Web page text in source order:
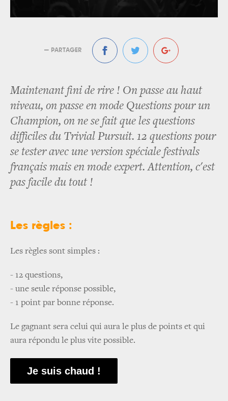
— PARTAGER
Maintenant fini de rire ! On passe au haut
niveau, on passe en mode Questions pour un
Champion, on ne se fait que les questions
difficiles du Trivial Pursuit. 12 questions pour
se tester avec une version spéciale festivals
français mais en mode expert. Attention, c'est
pas facile du tout !
Les règles :
Les règles sont simples :
- 12 questions,
- une seule réponse possible,
- 1 point par bonne réponse.
Le gagnant sera celui qui aura le plus de points et qui
aura répondu le plus vite possible.
Je suis chaud !